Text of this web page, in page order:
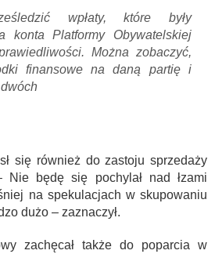
wpłaty, które były
konta Platformy Obywatelskiej
Można zobaczyć,
finansowe na daną partię i
się również do zastoju sprzedaży
Nie będę się pochylał nad łzami
na spekulacjach w skupowaniu
dużo – zaznaczył.
zachęcał także do poparcia w